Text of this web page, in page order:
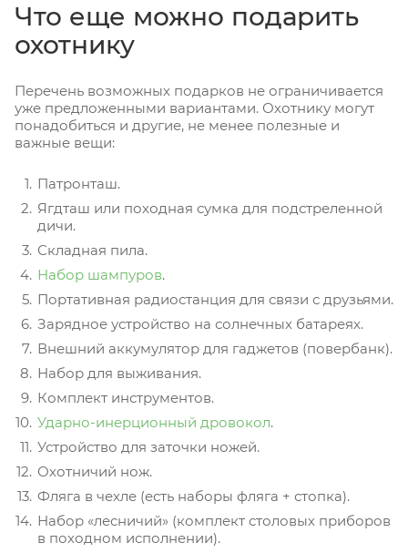
Что еще можно подарить
охотнику
Перечень возможных подарков не ограничивается
уже предложенными вариантами. Охотнику могут
понадобиться и другие, не менее полезные и
важные вещи:
Патронташ.
Ягдташ или походная сумка для подстреленной
дичи.
Складная пила.
Набор шампуров.
Портативная радиостанция для связи с друзьями.
Зарядное устройство на солнечных батареях.
Внешний аккумулятор для гаджетов (повербанк).
Набор для выживания.
Комплект инструментов.
Ударно-инерционный дровокол.
Устройство для заточки ножей.
Охотничий нож.
Фляга в чехле (есть наборы фляга + стопка).
Набор «лесничий» (комплект столовых приборов
в походном исполнении).